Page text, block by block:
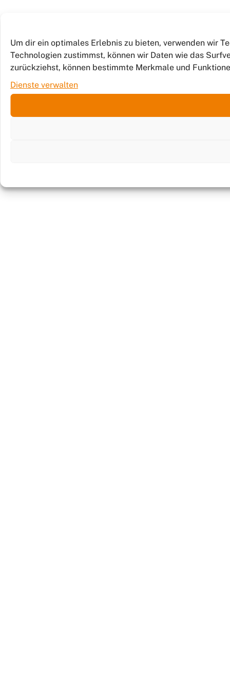
Um dir ein optimales Erlebnis zu bieten, verwenden wir
Technologien zustimmst, können wir Daten wie das
zurückziehst, können bestimmte Merkmale und
Dienste verwalten